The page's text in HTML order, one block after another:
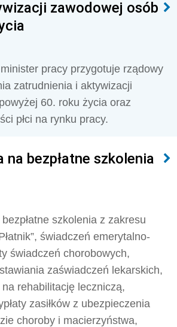
zawodowej osób
pracy przygotuje rządowy
zatrudnienia i aktywizacji
60. roku życia oraz
płci na rynku pracy.
na bezpłatne szkolenia
szkolenia z zakresu
świadczeń emerytalno-
świadczeń chorobowych,
zaświadczeń lekarskich,
rehabilitację leczniczą,
zasiłków z ubezpieczenia
choroby i macierzyństwa,